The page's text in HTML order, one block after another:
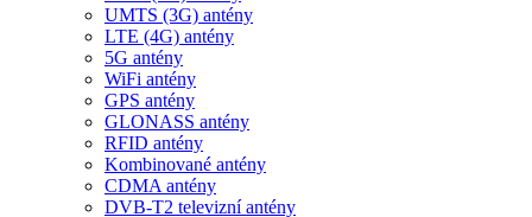
UMTS (3G) antény
LTE (4G) antény
5G antény
WiFi antény
GPS antény
GLONASS antény
RFID antény
Kombinované antény
CDMA antény
DVB-T2 televizní antény